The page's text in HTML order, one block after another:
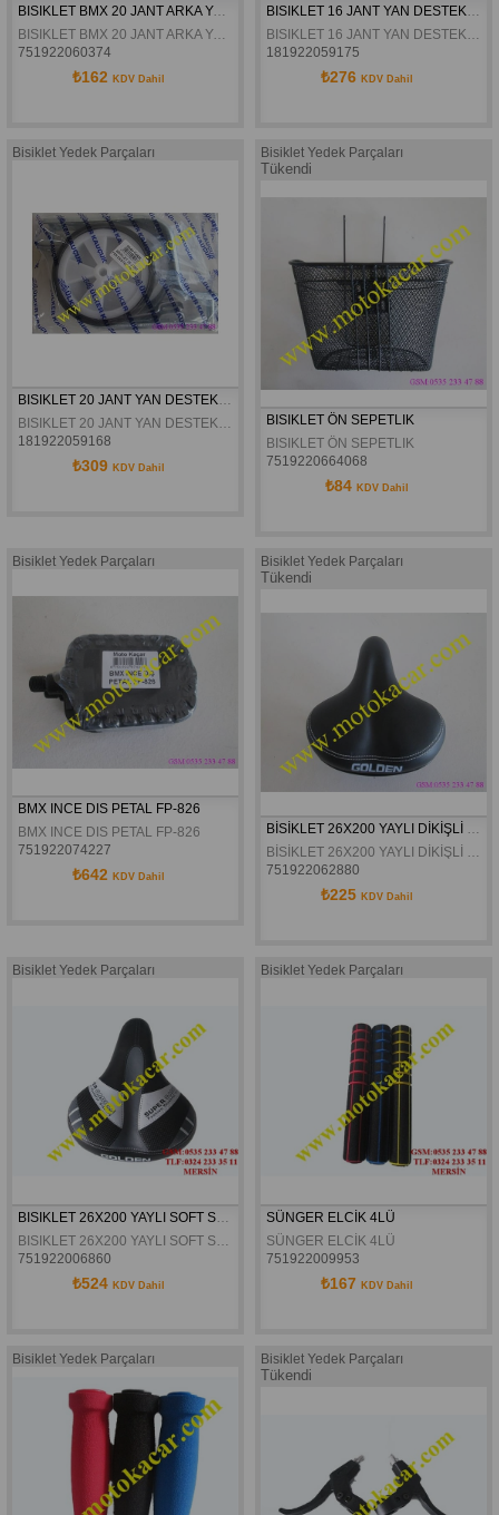
BISIKLET BMX 20 JANT ARKA YAN AYAK KILITLI
BISIKLET BMX 20 JANT ARKA YAN AYAK KILITLI
751922060374
₺162 KDV Dahil
181922059175
₺276 KDV Dahil
Bisiklet Yedek Parçaları
BISIKLET 20 JANT YAN DESTEK TEKER
BISIKLET 20 JANT YAN DESTEK TEKER
181922059168
₺309 KDV Dahil
Bisiklet Yedek Parçaları
Tükendi
BISIKLET ÖN SEPETLIK
BISIKLET ÖN SEPETLIK
7519220664068
₺84 KDV Dahil
Bisiklet Yedek Parçaları
BMX INCE DIS PETAL FP-826
BMX INCE DIS PETAL FP-826
751922074227
₺642 KDV Dahil
Bisiklet Yedek Parçaları
Tükendi
BİSİKLET 26X200 YAYLI DİKİŞLİ SELE
BİSİKLET 26X200 YAYLI DİKİŞLİ SELE
751922062880
₺225 KDV Dahil
Bisiklet Yedek Parçaları
BISIKLET 26X200 YAYLI SOFT SELE
BISIKLET 26X200 YAYLI SOFT SELE
751922006860
₺524 KDV Dahil
Bisiklet Yedek Parçaları
SÜNGER ELCİK 4LÜ
SÜNGER ELCİK 4LÜ
751922009953
₺167 KDV Dahil
Bisiklet Yedek Parçaları Bisiklet Yedek Parçaları
Tükendi